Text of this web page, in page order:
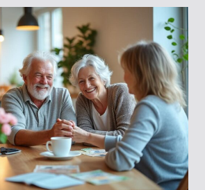
EN
LOCATION-
ACCESSION